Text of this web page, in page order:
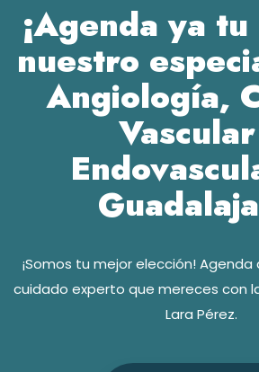
¡Agenda ya
nuestro
Angiología,
¡Somos tu mejor elección!
cuidado experto que mereces con
Lara Pérez.